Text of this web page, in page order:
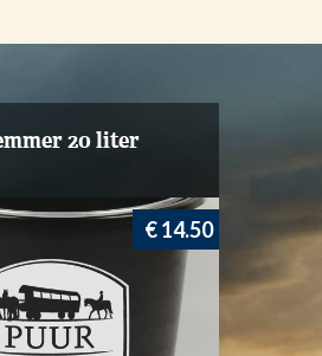
20 liter
€ 14.50